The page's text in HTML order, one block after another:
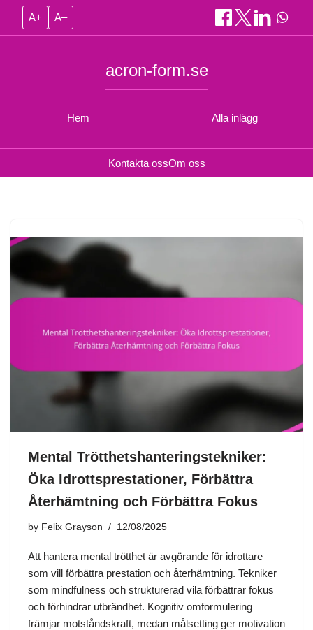
A+ A–
Hem
acron-form.se
Alla inlägg
Kontakta ossOm oss
Mental Trötthetshanteringstekniker:
Öka Idrottsprestationer, Förbättra
Återhämtning och Förbättra Fokus
by Felix Grayson 12/08/2025
Att hantera mental trötthet är avgörande för idrottare
som vill förbättra prestation och återhämtning. Tekniker
som mindfulness och strukturerad vila förbättrar fokus
och förhindrar utbrändhet. Kognitiv omformulering
främjar motståndskraft, medan målsetting ger motivation